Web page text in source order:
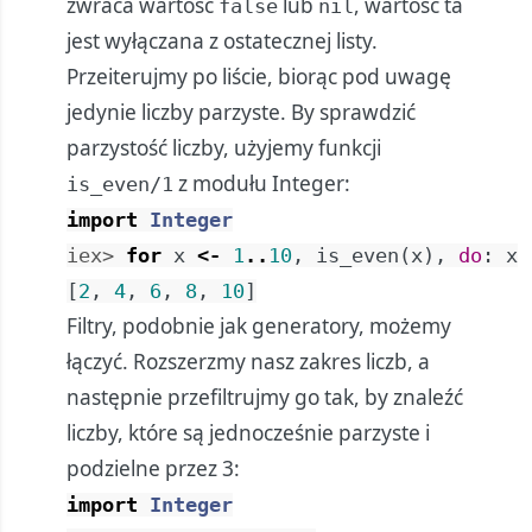
false nil
jest wyłączana z ostatecznej listy.
Przeiterujmy po liście, biorąc pod uwagę
jedynie liczby parzyste. By sprawdzić
parzystość liczby, użyjemy funkcji
is_even/1 z modułu Integer:
import Integer
iex> for x <- 1 .. 10 , is_even ( x) , do :
x
[2 , 4 , 6 , 8 , 10]
Filtry, podobnie jak generatory, możemy
łączyć. Rozszerzmy nasz zakres liczb, a
następnie przefiltrujmy go tak, by znaleźć
liczby, które są jednocześnie parzyste i
podzielne przez 3:
import Integer